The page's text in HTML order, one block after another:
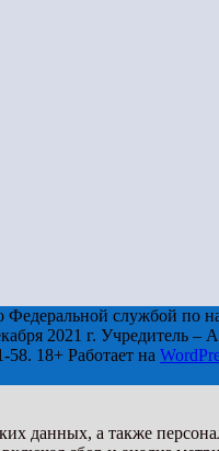
Федеральной службой
2021 г. Учредитель –
18+ Работает на
данных, а также